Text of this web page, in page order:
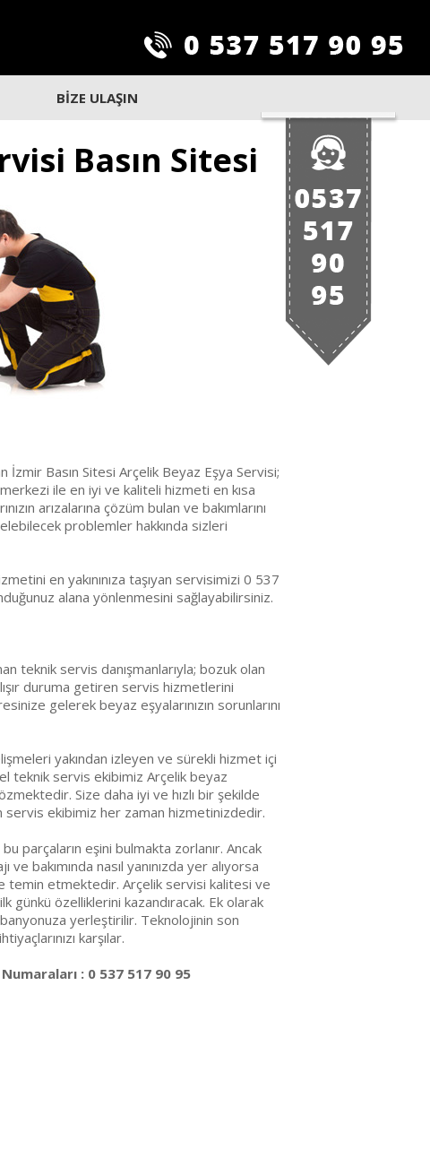
BİZE ULAŞIN
Basın Sitesi
Basın Sitesi Arçelik Beyaz Eşya Servisi;
ile en iyi ve kaliteli hizmeti en kısa
arızalarına çözüm bulan ve bakımlarını
problemler hakkında sizleri
en yakınınıza taşıyan servisimizi 0 537
alana yönlenmesini sağlayabilirsiniz.
teknik servis danışmanlarıyla; bozuk olan
duruma getiren servis hizmetlerini
gelerek beyaz eşyalarınızın sorunlarını
yakından izleyen ve sürekli hizmet içi
teknik servis ekibimiz Arçelik beyaz
Size daha iyi ve hızlı bir şekilde
servis ekibimiz her zaman hizmetinizdedir.
parçaların eşini bulmakta zorlanır. Ancak
bakımında nasıl yanınızda yer alıyorsa
temin etmektedir. Arçelik servisi kalitesi ve
günkü özelliklerini kazandıracak. Ek olarak
yerleştirilir. Teknolojinin son
karşılar.
: 0 537 517 90 95